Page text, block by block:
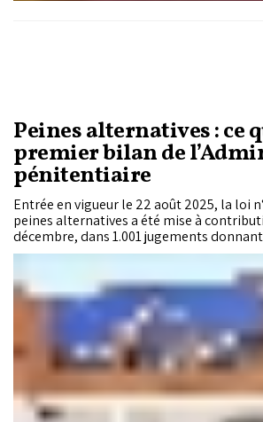
Peines alternatives : ce
premier bilan de
pénitentiaire
Entrée en vigueur le 22 août 2025, la loi
peines alternatives a été mise à
décembre, dans 1.001 jugements
alternatives prononcées. Sur les 743
émises par les autorités judiciaires, 606
incarcérées ont été libérées. Le rapport
Délégation générale à l'administration
réinsertion, rendu public le 6 mai 2026,
typologie chiffrée d'une réforme attendue
Les amendes journalières dominent, le
général s'installe, la surveillance
marginale avec douze cas. Trente et un
vingt violations ont par ailleurs été
question des conditions de réussite à